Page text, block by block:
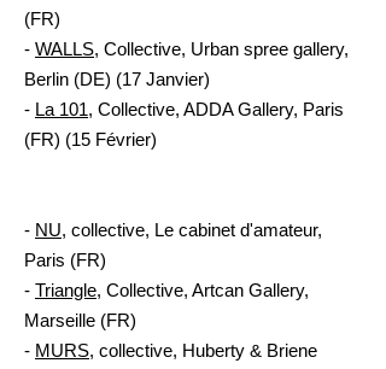
(FR)
- WALLS, Collective, Urban spree gallery,
Berlin (DE) (17 Janvier)
- La 101, Collective, ADDA Gallery, Paris
(FR) (15 Février)
- NU, collective, Le cabinet d'amateur,
Paris (FR)
- Triangle, Collective, Artcan Gallery,
Marseille (FR)
- MURS, collective, Huberty & Briene